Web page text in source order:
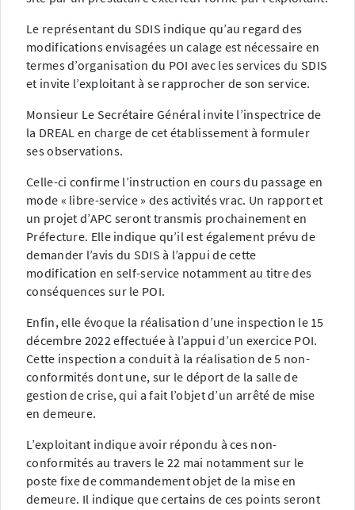
Le représentant du SDIS indique qu’au regard des
modifications envisagées un calage est nécessaire en
termes d’organisation du POI avec les services du SDIS
et invite l’exploitant à se rapprocher de son service.
Monsieur Le Secrétaire Général invite l’inspectrice de
la DREAL en charge de cet établissement à formuler
ses observations.
Celle-ci confirme l’instruction en cours du passage en
mode « libre-service » des activités vrac. Un rapport et
un projet d’APC seront transmis prochainement en
Préfecture. Elle indique qu’il est également prévu de
demander l’avis du SDIS à l’appui de cette
modification en self-service notamment au titre des
conséquences sur le POI.
Enfin, elle évoque la réalisation d’une inspection le 15
décembre 2022 effectuée à l’appui d’un exercice POI.
Cette inspection a conduit à la réalisation de 5 non-
conformités dont une, sur le déport de la salle de
gestion de crise, qui a fait l’objet d’un arrêté de mise
en demeure.
L’exploitant indique avoir répondu à ces non-
conformités au travers le 22 mai notamment sur le
poste fixe de commandement objet de la mise en
demeure. Il indique que certains de ces points seront